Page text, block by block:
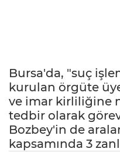
Bursa'da, "suç
kurulan örgüte
ve imar kirliliğine
tedbir olarak
Bozbey'in de
kapsamında 3